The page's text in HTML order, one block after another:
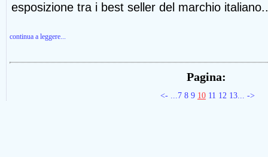
esposizione tra i best seller del marchio
continua a leggere...
Pagina:
<- ...7 8 9 10 11 12 13... ->